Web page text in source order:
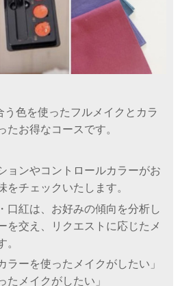
色を使ったフルメイクとカラ
たお得なコースです。
ョンやコントロールカラーがお
をチェックいたします。
口紅は、お好みの傾向を分析し
を交え、リクエストに応じたメ
。
ラーを使ったメイクがしたい」
たメイクがしたい」